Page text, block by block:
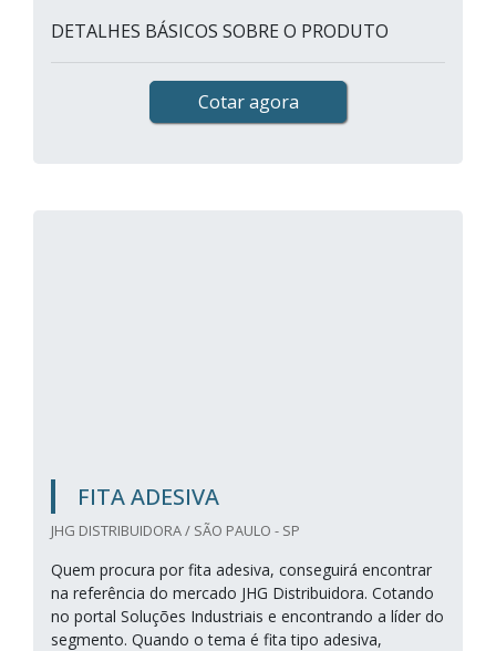
DETALHES BÁSICOS SOBRE O PRODUTO
Cotar agora
FITA ADESIVA
JHG DISTRIBUIDORA / SÃO PAULO - SP
Quem procura por fita adesiva, conseguirá encontrar
na referência do mercado JHG Distribuidora. Cotando
no portal Soluções Industriais e encontrando a líder do
segmento. Quando o tema é fita tipo adesiva,